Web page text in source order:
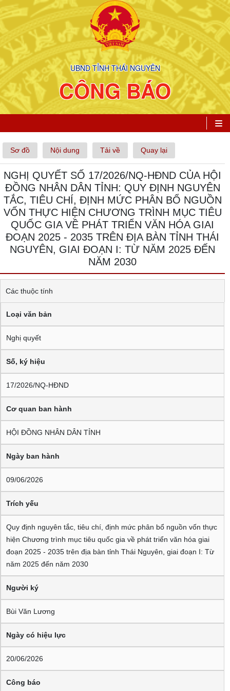
UBND TỈNH THÁI NGUYÊN
CÔNG BÁO
Sơ đồ Nội dung Tải về Quay lại
NGHỊ QUYẾT SỐ 17/2026/NQ-HĐND CỦA HỘI
ĐỒNG NHÂN DÂN TỈNH: QUY ĐỊNH NGUYÊN
TẮC, TIÊU CHÍ, ĐỊNH MỨC PHÂN BỔ NGUỒN
VỐN THỰC HIỆN CHƯƠNG TRÌNH MỤC TIÊU
QUỐC GIA VỀ PHÁT TRIỂN VĂN HÓA GIAI
ĐOẠN 2025 - 2035 TRÊN ĐỊA BÀN TỈNH THÁI
NGUYÊN, GIAI ĐOẠN I: TỪ NĂM 2025 ĐẾN
NĂM 2030
Các thuộc tính
Loại văn bản
Nghị quyết
Số, ký hiệu
17/2026/NQ-HĐND
Cơ quan ban hành
HỘI ĐỒNG NHÂN DÂN TỈNH
Ngày ban hành
09/06/2026
Trích yếu
Quy định nguyên tắc, tiêu chí, định mức phân bổ nguồn vốn thực
hiện Chương trình mục tiêu quốc gia về phát triển văn hóa giai
đoạn 2025 - 2035 trên địa bàn tỉnh Thái Nguyên, giai đoạn I: Từ
năm 2025 đến năm 2030
Người ký
Bùi Văn Lương
Ngày có hiệu lực
20/06/2026
Công báo